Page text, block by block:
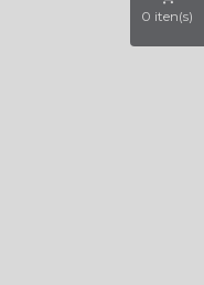
0 iten(s)